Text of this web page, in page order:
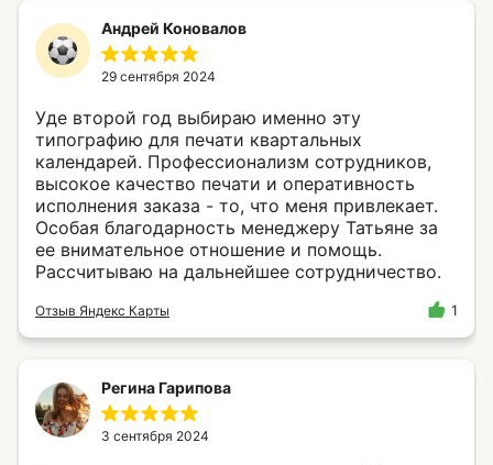
Андрей Коновалов
29 сентября 2024
Уде второй год выбираю именно эту
типографию для печати квартальных
календарей. Профессионализм сотрудников,
высокое качество печати и оперативность
исполнения заказа - то, что меня привлекает.
Особая благодарность менеджеру Татьяне за
ее внимательное отношение и помощь.
Рассчитываю на дальнейшее сотрудничество.
Отзыв Яндекс Карты 1
Регина Гарипова
3 сентября 2024